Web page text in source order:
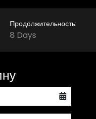
Продолжительность:
8 Days